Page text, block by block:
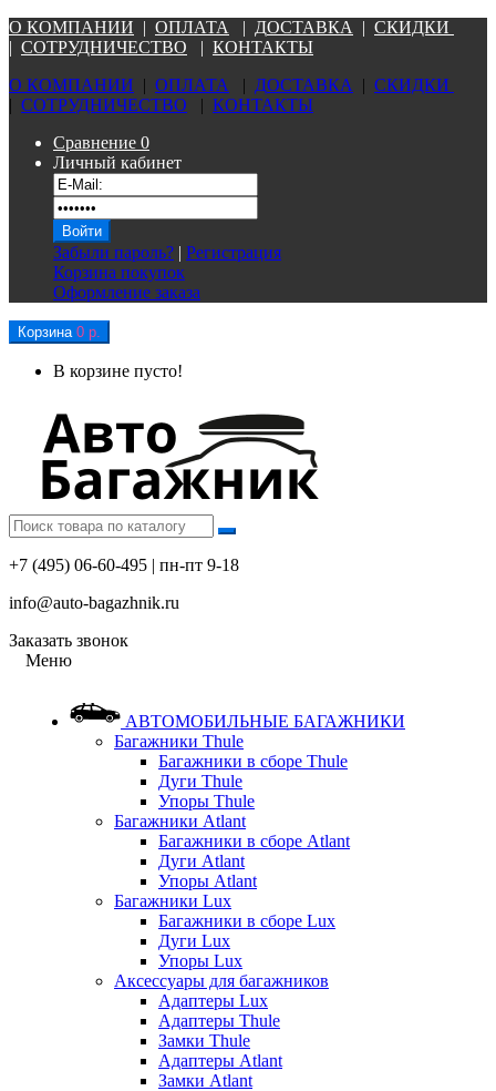
О КОМПАНИИ | ОПЛАТА | ДОСТАВКА | СКИДКИ
| СОТРУДНИЧЕСТВО | КОНТАКТЫ
О КОМПАНИИ | ОПЛАТА | ДОСТАВКА | СКИДКИ
| СОТРУДНИЧЕСТВО | КОНТАКТЫ
Сравнение 0
Личный кабинет
Забыли пароль? | Регистрация
Корзина покупок
Оформление заказа
Корзина 0 р.
В корзине пусто!
+7 (495) 06-60-495 | пн-пт 9-18
info@auto-bagazhnik.ru
Заказать звонок
Меню
АВТОМОБИЛЬНЫЕ БАГАЖНИКИ
Багажники Thule
Багажники в сборе Thule
Дуги Thule
Упоры Thule
Багажники Atlant
Багажники в сборе Atlant
Дуги Atlant
Упоры Atlant
Багажники Lux
Багажники в сборе Lux
Дуги Lux
Упоры Lux
Аксессуары для багажников
Адаптеры Lux
Адаптеры Thule
Замки Thule
Адаптеры Atlant
Замки Atlant